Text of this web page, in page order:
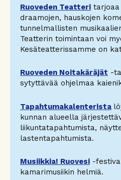
Ruoveden Teatteri
draamojen, hauskojen
tunnelmallisten
Teatterin toimintaan voi
Kesäteatterissamme on
Ruoveden Noitakäräjät -
sytyttävää ohjelmaa
Tapahtumakalenterista
kunnan alueella
liikuntatapahtumista,
lastentapahtumista.
Musiikkia! Ruovesi -
kamarimusiikin helmiä.